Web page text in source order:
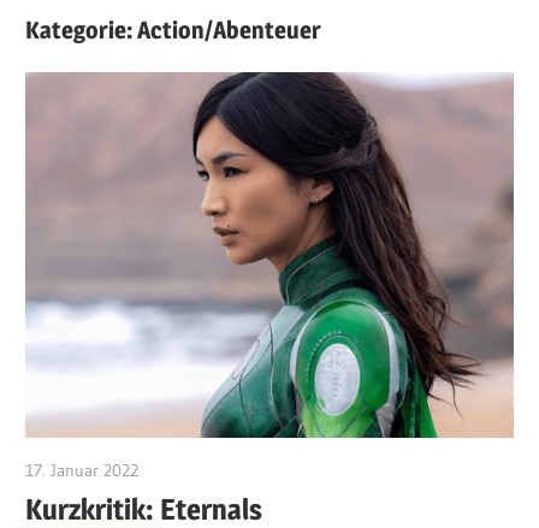
Kategorie:Action/Abenteuer
17. Januar 2022
Kurzkritik: Eternals